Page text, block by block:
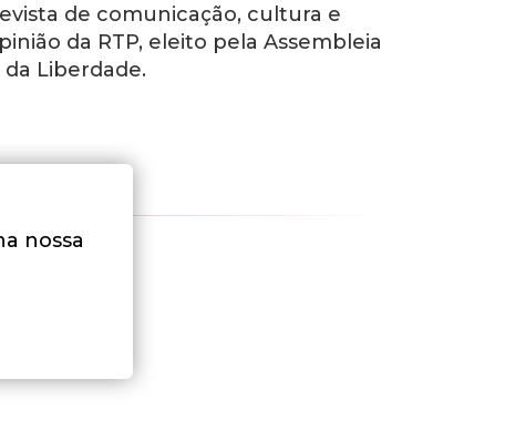
de comunicação, cultura e
da RTP, eleito pela Assembleia
Liberdade.
nossa